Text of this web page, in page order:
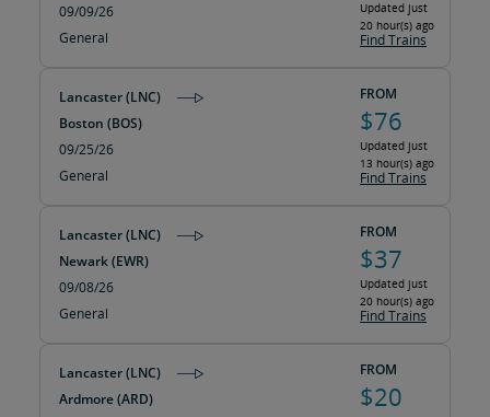
09/09/26
General
Updated just
20 hour(s) ago
Find Trains
Lancaster (LNC)
Boston (BOS)
09/25/26
General
FROM
$76
Updated just
13 hour(s) ago
Find Trains
Lancaster (LNC)
Newark (EWR)
09/08/26
General
FROM
$37
Updated just
20 hour(s) ago
Find Trains
Lancaster (LNC)
Ardmore (ARD)
FROM
$20